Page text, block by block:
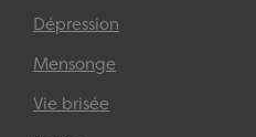
Dépression
Mensonge
Vie brisée